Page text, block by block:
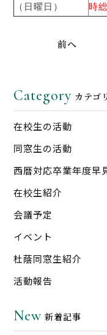
（日曜日）
時
前へ
Category カテゴ
在校生の活動
同窓生の活動
西暦対応卒業年度早
在校生紹介
会議予定
イベント
杜蔭同窓生紹介
活動報告
New 新着記事